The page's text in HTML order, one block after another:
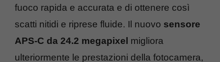
fuoco rapida e accurata e di ottenere così
scatti nitidi e riprese fluide. Il nuovo sensore
APS-C da 24.2 megapixel migliora
ulteriormente le prestazioni della fotocamera,